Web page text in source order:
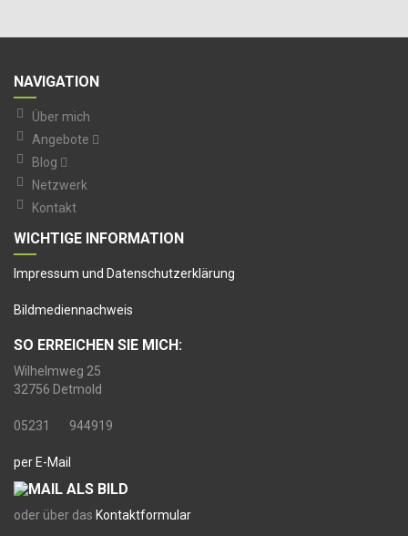
NAVIGATION
Über mich
Angebote
Blog
Netzwerk
Kontakt
WICHTIGE INFORMATION
mpressum und Datenschutzerklärung
Bildmediennachweis
SO ERREICHEN SIE MICH:
Wilhelmweg 25
32756 Detmold
05231 944919
per E-Mail
oder über das Kontaktformular